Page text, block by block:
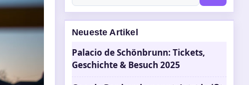
Neueste Artikel
Palacio de Schönbrunn: Tickets,
Geschichte & Besuch 2025